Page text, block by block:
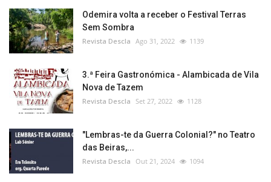
Cultura
Lazer
Ambiente
Odemira volta a receber o Festival Terras
Sem Sombra
Revista Descla Ago 31, 2022 1139
3.ª Feira Gastronómica - Alambicada de Vila
Nova de Tazem
Revista Descla Set 27, 2022 1128
"Lembras-te da Guerra Colonial?" no Teatro
das Beiras,...
Revista Descla Out 21, 2024 1094